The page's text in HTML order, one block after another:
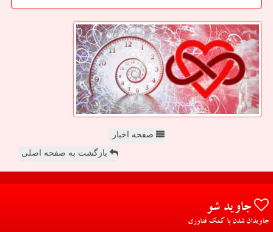
صفحه اخبار
بازگشت به صفحه اصلی
جاوید شو
جاویدان شدن با کمک فناوری